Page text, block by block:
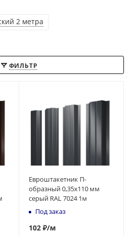
2 метра
ФИЛЬТР
Евроштакетник П-
образный 0,35x110 мм
серый RAL 7024 1м
Под заказ
102 ₽/м